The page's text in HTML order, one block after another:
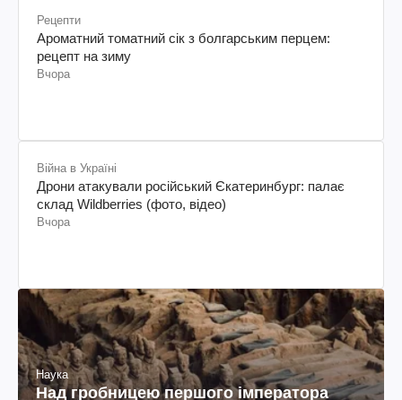
Рецепти
Ароматний томатний сік з болгарським перцем:
рецепт на зиму
Вчора
Війна в Україні
Дрони атакували російський Єкатеринбург: палає
склад Wildberries (фото, відео)
Вчора
Наука
Над гробницею першого імператора